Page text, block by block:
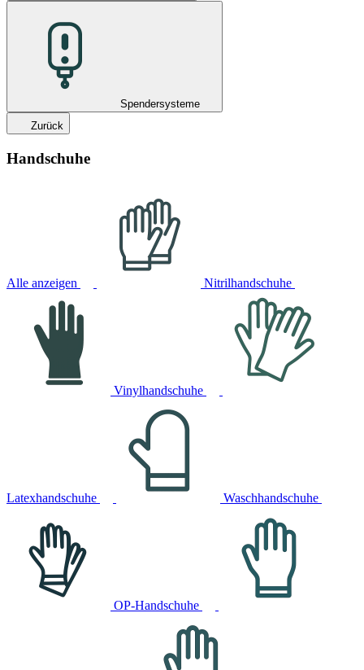
Spendersysteme
Zurück
Handschuhe
Alle anzeigen Nitrilhandschuhe
Vinylhandschuhe
Latexhandschuhe Waschhandschuhe
OP-Handschuhe